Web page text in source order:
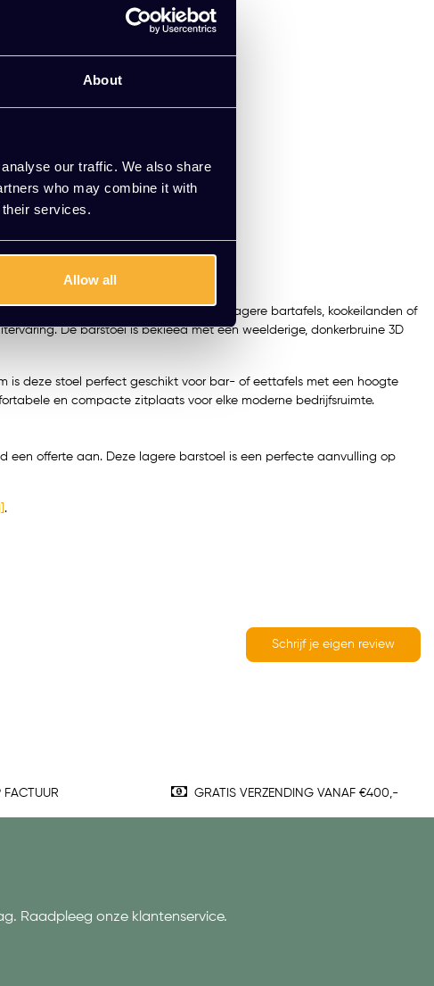
About
our traffic. We also share
who may combine it with
their services.
Allow all
kantooromgevingen. Denk aan lagere bartafels, kookeilanden of
De barstoel is bekleed met een weelderige, donkerbruine 3D
deze stoel perfect geschikt voor bar- of eettafels met een hoogte
en compacte zitplaats voor elke moderne bedrijfsruimte.
een offerte aan. Deze lagere barstoel is een perfecte aanvulling op
.
Schrijf je eigen review
FACTUUR GRATIS VERZENDING VANAF €400,-
Raadpleeg onze klantenservice.